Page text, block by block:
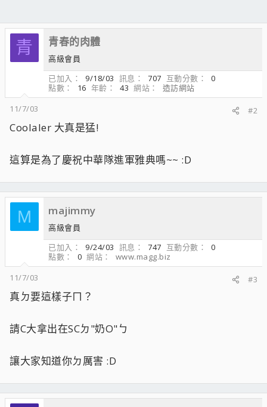
青 青春的肉體
高級會員
已加入
9/18/03 訊息 707 互動分數
0
點數
16 年齡 43 網站
造訪網站
11/7/03
#2
Coolaler 大真是猛!
這算是為了慶祝中華隊進軍雅典嗎~~ :D
M majimmy
高級會員
已加入
9/24/03 訊息 747 互動分數
0
點數
0 網站
www.magg.biz
11/7/03
#3
真ㄉ要這樣子ㄇ？
請C大拿出在SCㄉ"奶O"ㄅ
讓大家知道你ㄉ厲害 :D